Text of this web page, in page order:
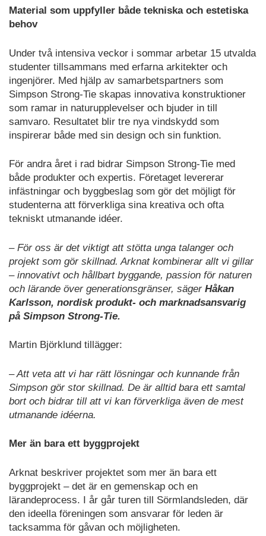
Material som uppfyller både tekniska och estetiska
behov
Under två intensiva veckor i sommar arbetar 15 utvalda
studenter tillsammans med erfarna arkitekter och
ingenjörer. Med hjälp av samarbetspartners som
Simpson Strong-Tie skapas innovativa konstruktioner
som ramar in naturupplevelser och bjuder in till
samvaro. Resultatet blir tre nya vindskydd som
inspirerar både med sin design och sin funktion.
För andra året i rad bidrar Simpson Strong-Tie med
både produkter och expertis. Företaget levererar
infästningar och byggbeslag som gör det möjligt för
studenterna att förverkliga sina kreativa och ofta
tekniskt utmanande idéer.
– För oss är det viktigt att stötta unga talanger och
projekt som gör skillnad. Arknat kombinerar allt vi gillar
– innovativt och hållbart byggande, passion för naturen
och lärande över generationsgränser, säger Håkan
Karlsson, nordisk produkt- och marknadsansvarig
på Simpson Strong-Tie.
Martin Björklund tillägger:
– Att veta att vi har rätt lösningar och kunnande från
Simpson gör stor skillnad. De är alltid bara ett samtal
bort och bidrar till att vi kan förverkliga även de mest
utmanande idéerna.
Mer än bara ett byggprojekt
Arknat beskriver projektet som mer än bara ett
byggprojekt – det är en gemenskap och en
lärandeprocess. I år går turen till Sörmlandsleden, där
den ideella föreningen som ansvarar för leden är
tacksamma för gåvan och möjligheten.